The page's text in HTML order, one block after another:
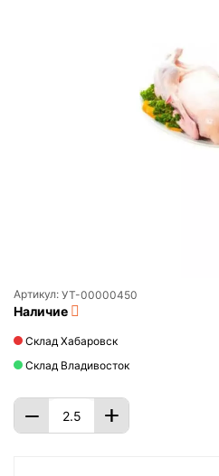
Артикул: УТ-00000450
Наличие
Склад Хабаровск
Склад Владивосток
+
−